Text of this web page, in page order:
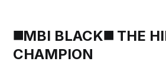
◼️MBI BLACK◼️ THE
CHAMPION